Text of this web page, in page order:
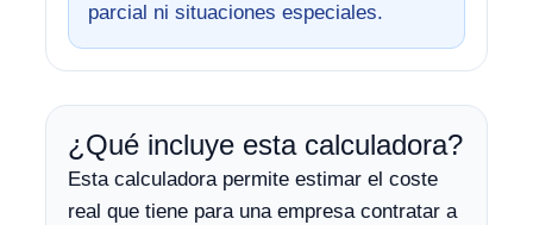
parcial ni situaciones especiales.
¿Qué incluye esta calculadora?
Esta calculadora permite estimar el coste
real que tiene para una empresa contratar a